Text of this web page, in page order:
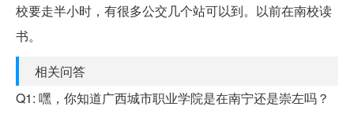
校要走半小时，有很多公交几个站可以到。以前在南校读
书。
相关问答
Q1: 嘿，你知道广西城市职业学院是在南宁还是崇左吗？